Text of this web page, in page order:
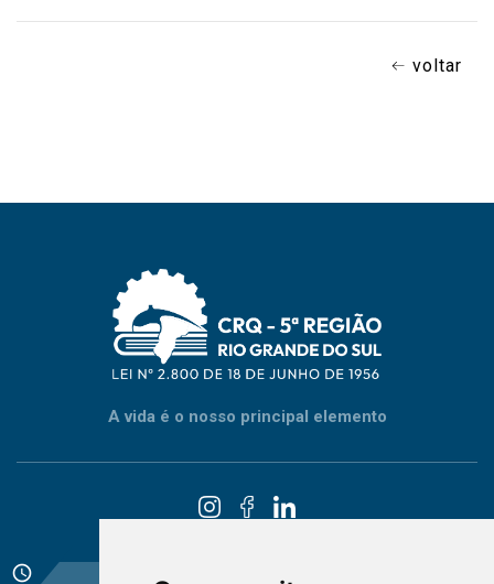
voltar
A vida é o nosso principal elemento
schedule